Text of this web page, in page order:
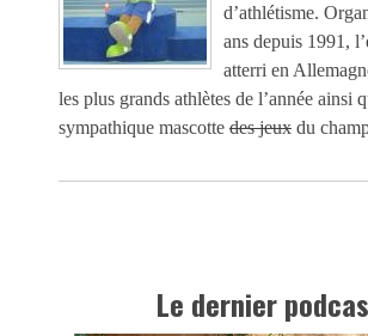
d’athlétisme.
ans depuis 1991,
atterri en
les plus grands athlètes de l’année ainsi
sympathique mascotte des jeux du
Le dernier